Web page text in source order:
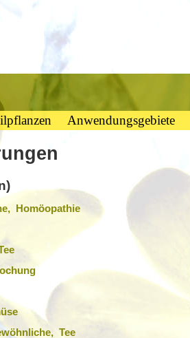
Anwendungsgebiete
Homöopathie
Tee